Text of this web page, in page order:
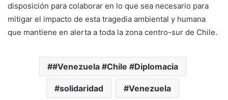
disposición para colaborar en lo que sea necesario para
mitigar el impacto de esta tragedia ambiental y humana
que mantiene en alerta a toda la zona centro-sur de Chile.
#Venezuela #Chile #Diplomacia
solidaridad Venezuela